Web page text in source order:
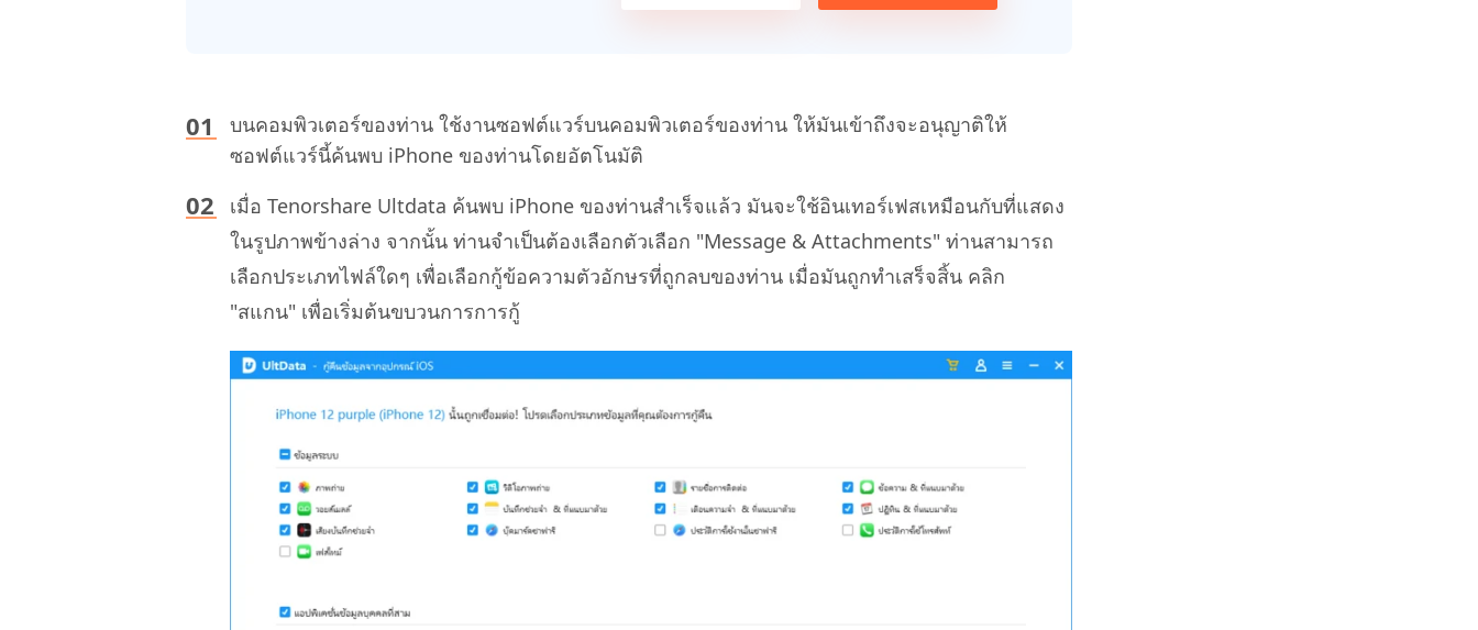
บนคอมพิวเตอร์ของท่าน ใช้งานซอฟต์แวร์บนคอมพิวเตอร์ของท่าน ให้มันเข้าถึงจะอนุญาติให้
ซอฟต์แวร์นี้ค้นพบ iPhone ของท่านโดยอัตโนมัติ
เมื่อ Tenorshare Ultdata ค้นพบ iPhone ของท่านสำเร็จแล้ว มันจะใช้อินเทอร์เฟสเหมือนกับที่แสดง
ในรูปภาพข้างล่าง จากนั้น ท่านจำเป็นต้องเลือกตัวเลือก "Message & Attachments" ท่านสามารถ
เลือกประเภทไฟล์ใดๆ เพื่อเลือกกู้ข้อความตัวอักษรที่ถูกลบของท่าน เมื่อมันถูกทำเสร็จสิ้น คลิก
"สแกน" เพื่อเริ่มต้นขบวนการการกู้